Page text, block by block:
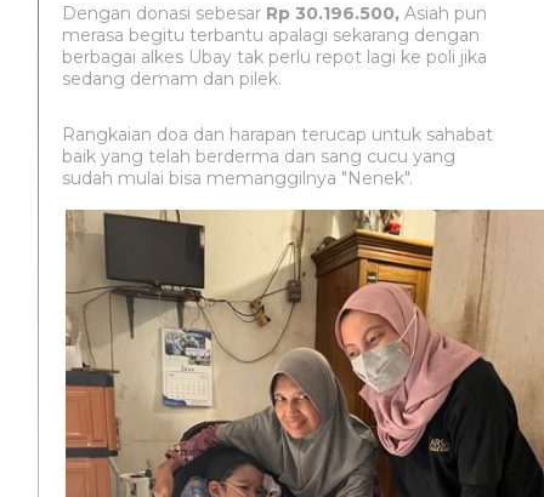
Dengan donasi sebesar Rp 30.196.500, Asiah pun
merasa begitu terbantu apalagi sekarang dengan
berbagai alkes Ubay tak perlu repot lagi ke poli jika
sedang demam dan pilek.
Rangkaian doa dan harapan terucap untuk sahabat
baik yang telah berderma dan sang cucu yang
sudah mulai bisa memanggilnya "Nenek".